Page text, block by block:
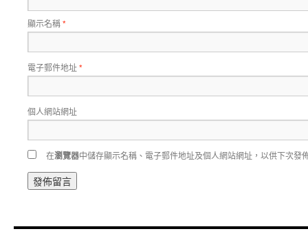
顯示名稱*
電子郵件地址*
個人網站網址
在瀏覽器中儲存顯示名稱、電子郵件地址及個人網站網址，以供下次發